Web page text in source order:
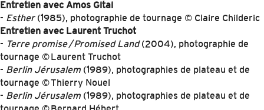
Entretien avec Amos Gitai
- Esther(1985), photographie de tournage © Claire Childeric
Entretien avec Laurent Truchot
- Terre promise / Promised Land(2004), photographie de
tournage © Laurent Truchot
- Berlin Jérusalem (1989), photographies de plateau et de
tournage © Thierry Nouel
- Berlin Jérusalem (1989), photographies de plateau et de